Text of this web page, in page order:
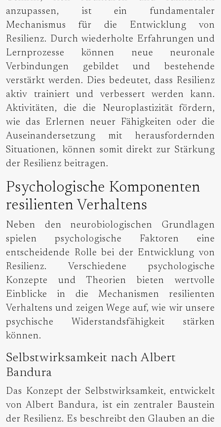
anzupassen, ist ein fundamentaler
Mechanismus für die Entwicklung von
Resilienz. Durch wiederholte Erfahrungen und
Lernprozesse können neue neuronale
Verbindungen gebildet und bestehende
verstärkt werden. Dies bedeutet, dass Resilienz
aktiv trainiert und verbessert werden kann.
Aktivitäten, die die Neuroplastizität fördern,
wie das Erlernen neuer Fähigkeiten oder die
Auseinandersetzung mit herausfordernden
Situationen, können somit direkt zur Stärkung
der Resilienz beitragen.
Psychologische Komponenten
resilienten Verhaltens
Neben den neurobiologischen Grundlagen
spielen psychologische Faktoren eine
entscheidende Rolle bei der Entwicklung von
Resilienz. Verschiedene psychologische
Konzepte und Theorien bieten wertvolle
Einblicke in die Mechanismen resilienten
Verhaltens und zeigen Wege auf, wie wir unsere
psychische Widerstandsfähigkeit stärken
können.
Selbstwirksamkeit nach Albert
Bandura
Das Konzept der Selbstwirksamkeit, entwickelt
von Albert Bandura, ist ein zentraler Baustein
der Resilienz. Es beschreibt den Glauben an die